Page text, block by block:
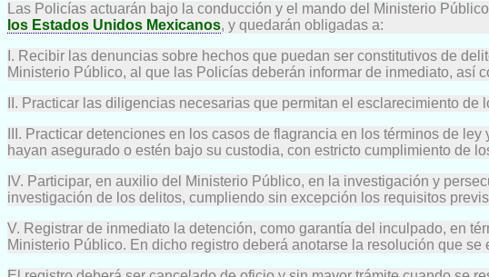
Las Policías actuarán bajo la conducción y el mando del Ministerio
los Estados Unidos Mexicanos, y quedarán obligadas a:
I. Recibir las denuncias sobre hechos que puedan ser constitutivos de
Ministerio Público, al que las Policías deberán informar de inmediato, así
II. Practicar las diligencias necesarias que permitan el esclarecimiento
III. Practicar detenciones en los casos de flagrancia en los términos de
hayan asegurado o estén bajo su custodia, con estricto cumplimiento de
IV. Participar, en auxilio del Ministerio Público, en la investigación y
investigación de los delitos, cumpliendo sin excepción los requisitos
V. Registrar de inmediato la detención, como garantía del inculpado, en
Ministerio Público. En dicho registro deberá anotarse la resolución que